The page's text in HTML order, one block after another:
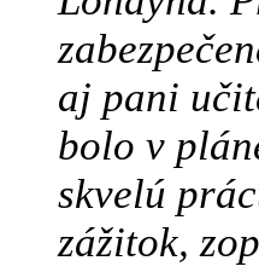
aj pani
bolo v
skvelú
zážitok,